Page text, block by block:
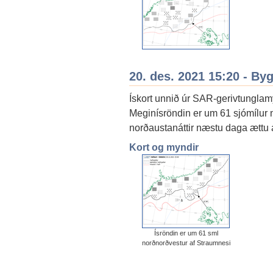
20. des. 2021 15:20 -
Ískort unnið úr SAR-
Meginísröndin er um 61
norðaustanáttir næstu daga ættu
Kort og myndir
Ísröndin er um 61 sml
norðnorðvestur af Straumnesi